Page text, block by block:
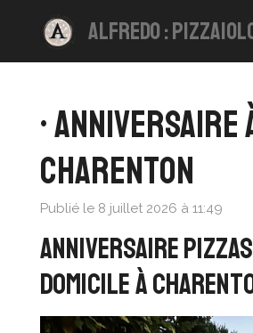
Passer
alfredo :
• Anniversaire
Charenton
Publié le 8 juillet 2026 à 11:49
ANNIVERSAIRE
domicile à